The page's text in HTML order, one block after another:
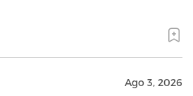
Ago 3, 2026